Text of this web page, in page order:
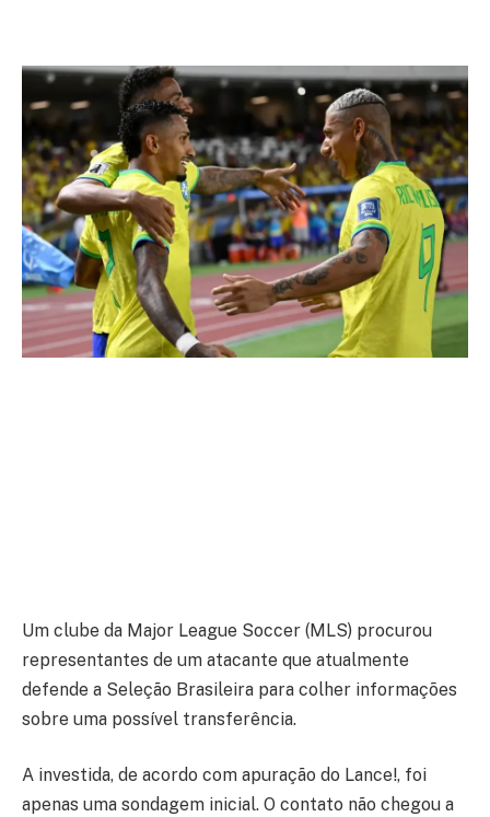
Um clube da Major League Soccer (MLS) procurou
representantes de um atacante que atualmente
defende a Seleção Brasileira para colher informações
sobre uma possível transferência.
A investida, de acordo com apuração do Lance!, foi
apenas uma sondagem inicial. O contato não chegou a